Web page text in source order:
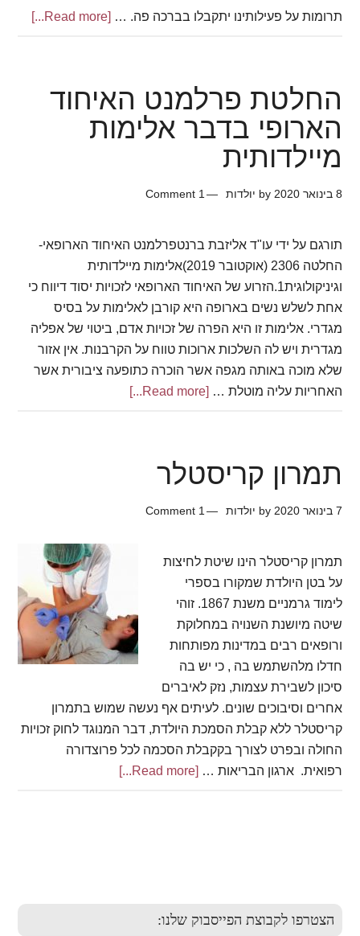
תרומות על פעילותינו יתקבלו בברכה פה. … [Read more...]
about
החלטת פרלמנט האיחוד
הארופי בדבר אלימות
מיילדותית
8 בינואר 2020 by יולדות 1 Comment
תורגם על ידי עו"ד אליזבת ברנטפרלמנט האיחוד הארופאי-
החלטה 2306 (אוקטובר 2019)אלימות מיילדותית
וגיניקולוגית1.הזרוע של האיחוד הארופאי לזכויות יסוד דיווח כי
אחת לשלש נשים בארופה היא קורבן לאלימות על בסיס
מגדרי. אלימות זו היא הפרה של זכויות אדם, ביטוי של אפליה
מגדרית ויש לה השלכות ארוכות טווח על הקרבנות. אין אזור
שלא מוכה באותה מגפה אשר הוכרה כתופעה ציבורית אשר
האחריות עליה מוטלת … [Read more...]
about
הארופי
אלימות
תמרון קריסטלר
7 בינואר 2020 by יולדות 1 Comment
תמרון קריסטלר הינו שיטת לחיצות
על בטן היולדת שמקורו בספרי
לימוד גרמניים משנת 1867. זוהי
שיטה מיושנת השנויה במחלוקת
ורופאים רבים במדינות מפותחות
חדלו מלהשתמש בה , כי יש בה
סיכון לשבירת עצמות, נזק לאיברים
אחרים וסיבוכים שונים. לעיתים אף נעשה שמוש בתמרון
קריסטלר ללא קבלת הסמכת היולדת, דבר המנוגד לחוק זכויות
החולה ובפרט לצורך בקקבלת הסכמה לכל פרוצדורה
רפואית. ארגון הבריאות … [Read more...]
about
הצטרפו לקבוצת הפייסבוק שלנו: